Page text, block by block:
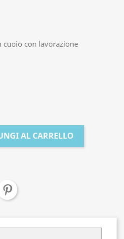
cuoio con lavorazione
AL CARRELLO